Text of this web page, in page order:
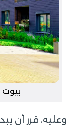
بيوت
وعليه، قرر أن